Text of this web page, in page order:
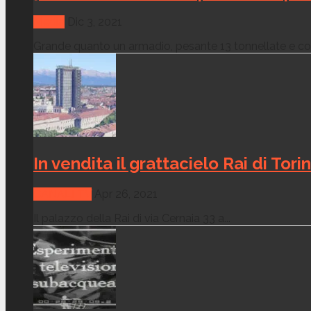
In vendita il grattacielo Rai di